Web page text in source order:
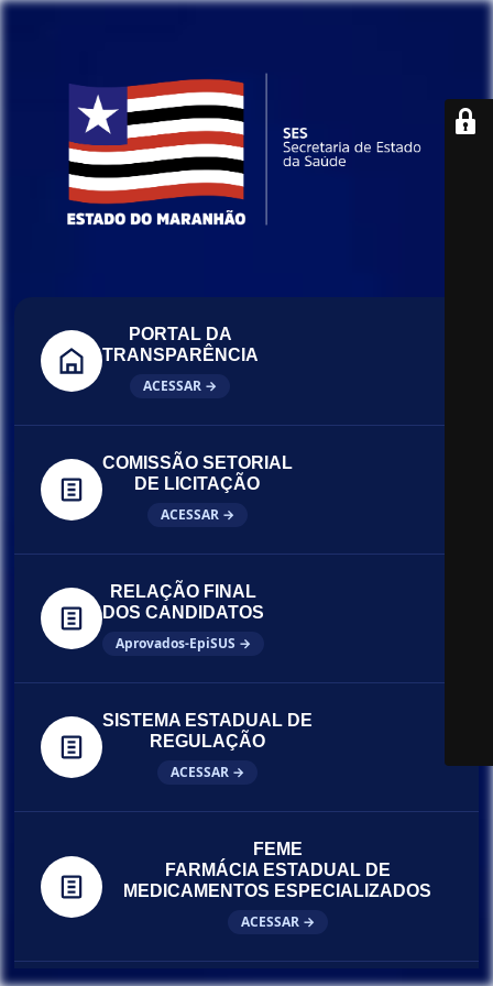
PORTAL DA
TRANSPARÊNCIA
ACESSAR →
COMISSÃO SETORIAL
DE LICITAÇÃO
ACESSAR →
RELAÇÃO FINAL
DOS CANDIDATOS
Aprovados-EpiSUS →
SISTEMA ESTADUAL DE
REGULAÇÃO
ACESSAR →
FEME
FARMÁCIA ESTADUAL DE
MEDICAMENTOS ESPECIALIZADOS
ACESSAR →